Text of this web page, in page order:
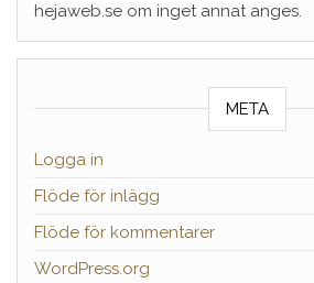
hejaweb.se om inget annat anges.
META
Logga in
Flöde för inlägg
Flöde för kommentarer
WordPress.org